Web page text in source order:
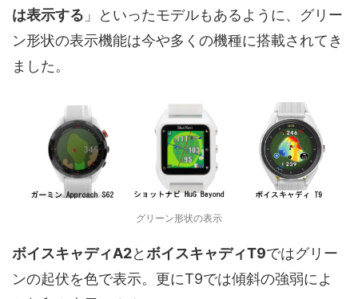
は表示する 」といったモデルもあるように、グリー
ン形状の表示機能は今や多くの機種に搭載されてき
ました。
グリーン形状の表示
ボイスキャディA2とボイスキャディT9ではグリー
ンの起伏を色で表示。更にT9では傾斜の強弱によ